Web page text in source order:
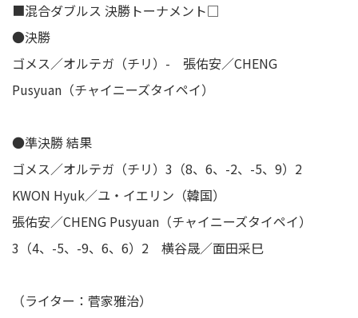
■混合ダブルス 決勝トーナメント□
●決勝
ゴメス／オルテガ（チリ）- 張佑安／CHENG
Pusyuan（チャイニーズタイペイ）
●準決勝 結果
ゴメス／オルテガ（チリ）3（8、6、-2、-5、9）2
KWON Hyuk／ユ・イエリン（韓国）
張佑安／CHENG Pusyuan（チャイニーズタイペイ）
3（4、-5、-9、6、6）2 横谷晟／面田采巳
（ライター：菅家雅治）